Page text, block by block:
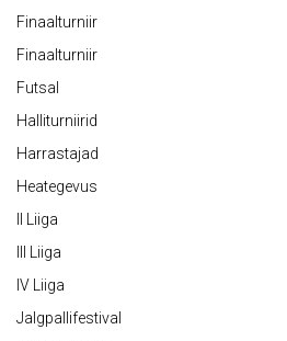
Finaalturniir
Finaalturniir
Futsal
Halliturniirid
Harrastajad
Heategevus
II Liiga
III Liiga
IV Liiga
Jalgpallifestival